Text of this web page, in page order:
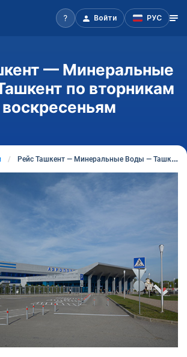
Войти РУС
— Минеральные
по вторникам
воскресеньям
Рейс Ташкент — Минеральные Воды — Ташкент по вторникам и воскресеньям